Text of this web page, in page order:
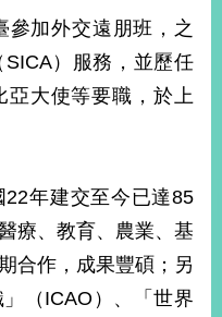
參加外交遠朋班，之
）服務，並歷任
亞大使等要職，於上
年建交至今已達85
療、教育、農業、基
合作，成果豐碩；另
（ICAO）、「世界